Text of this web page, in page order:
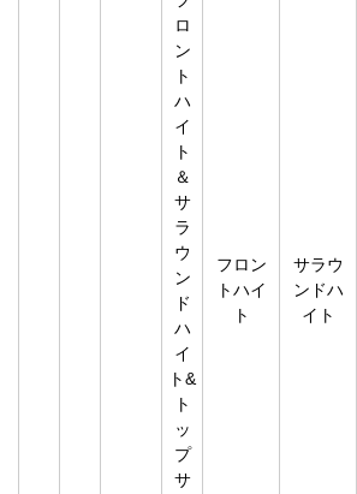
ロ
ン
ト
ハ
イ
ト
＆
サ
ラ
ウ
ン
ド
ハ
イ
ト&
ト
ッ
プ
サ
フロン
トハイ
ト
サラウ
ンドハ
イト